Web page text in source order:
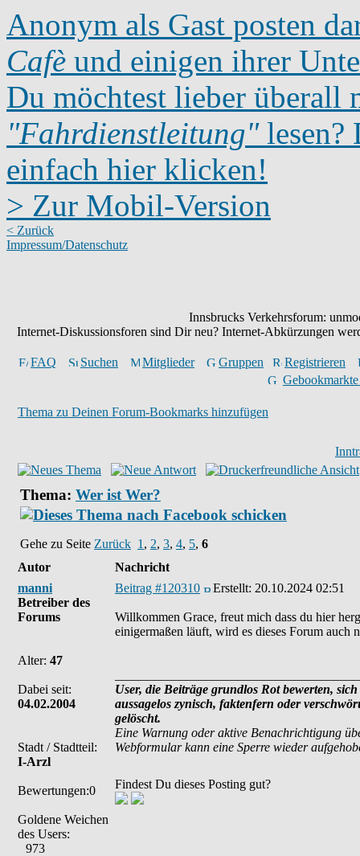
Anonym als Gast posten
Cafè und einigen ihrer
Du möchtest lieber überall
"Fahrdienstleitung"lesen?
einfach hier klicken!
> Zur Mobil-Version
< Zurück
Impressum/Datenschutz
Innsbrucks Verkehrsforum:
Internet-Diskussionsforen sind Dir neu? Internet-Abkürzungen
FAQ Suchen Mitglieder Gruppen
Registrieren
Thema zu Deinen Forum-Bookmarks hinzufügen
Thema: Wer ist Wer?
Gehe zu Seite Zurück 1 , 2, 3, 4, 5, 6
Autor
Nachricht
manni
Betreiber des
Forums
Alter: 47
Dabei seit:
04.02.2004
Stadt / Stadtteil:
I-Arzl
Bewertungen:0
Goldene Weichen
des Users:
973
Beitrag #120310 Erstellt: 20.10.2024 02:51
Willkommen Grace, freut mich dass du hier
einigermaßen läuft, wird es dieses Forum auch
User, die Beiträge grundlos Rot bewerten,
aussagelos zynisch, faktenfern oder
gelöscht.
Eine Warnung oder aktive Benachrichtigung
Webformular kann eine Sperre wieder
Findest Du dieses Posting gut?